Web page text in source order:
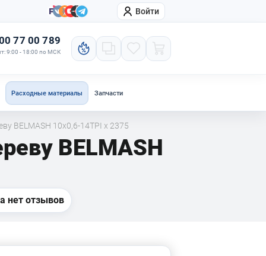
Компания Войти
77 00 789
9:00 - 18:00 по МСК
Расходные материалы Запчасти
BELMASH 10x0,6-14TPI x 2375
BELMASH
нет отзывов